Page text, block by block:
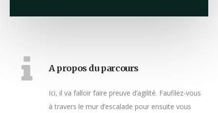
A propos du parcours
Ici, il va falloir faire preuve d’agilité. Faufilez-vous
à travers le mur d’escalade pour ensuite vous